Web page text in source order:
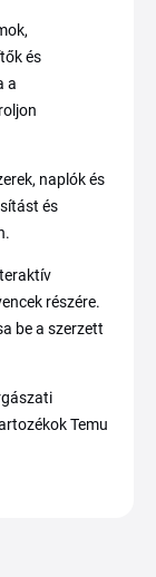
és
a
naplók és
és
részére.
be a szerzett
Temu